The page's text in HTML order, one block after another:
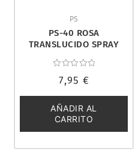
PS
PS-40 ROSA
TRANSLUCIDO SPRAY
con
de
5
7,95 €
AÑADIR AL
CARRITO